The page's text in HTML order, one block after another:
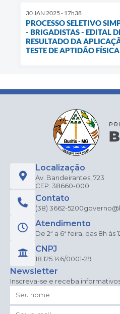
30 JAN 2025 - 17h38
PROCESSO SELETIVO
- BRIGADISTAS - EDITAL
RESULTADO DA
TESTE DE APTIDÃO
Localização
Av. Bandeirantes, 723
CEP: 38660-000
Contato
(38) 3662-5200
Atendimento
De 2ª a 6ª feira, das 8h às
CNPJ
18.125.146/0001-29
Newsletter
Inscreva-se e receba